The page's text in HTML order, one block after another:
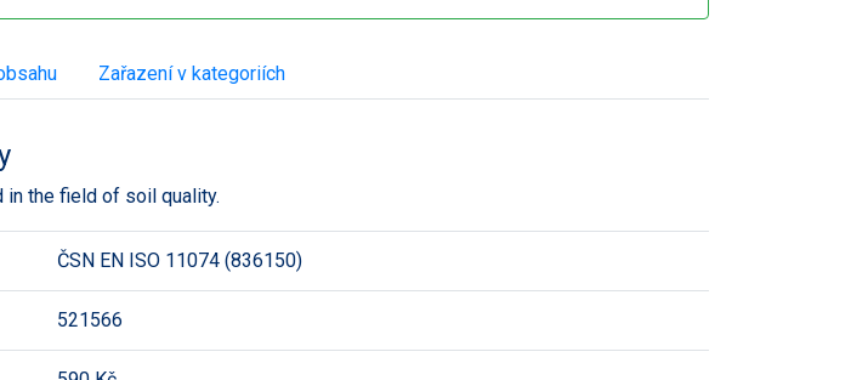
Zařazení v kategoriích
the field of soil quality.
ČSN EN ISO 11074 (836150)
521566